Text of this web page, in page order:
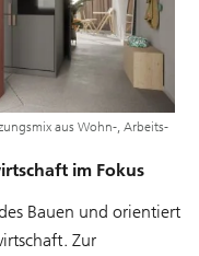
aus Wohn-, Arbeits-
im Fokus
Bauen und orientiert
Zur